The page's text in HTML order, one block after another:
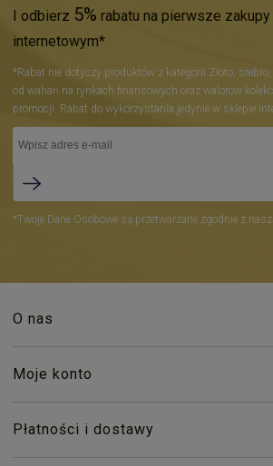
I odbierz 5% rabatu na pierwsze
internetowym*
*Rabat nie dotyczy produktów z kategorii Złoto,
od wahań na rynkach finansowych oraz walorów
promocji. Rabat do wykorzystania jedynie w sklepie
*Twoje Dane Osobowe są przetwarzane zgodnie z
O nas
Moje konto
Płatności i dostawy